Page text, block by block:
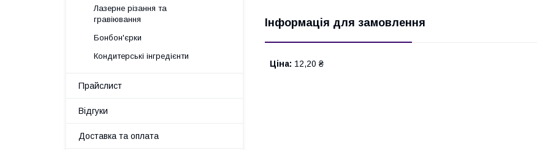
Інформація для замовлення
Ціна: 12,20 ₴
Лазерне різання та
гравіювання
Бонбон'єрки
Кондитерські інгредієнти
Прайслист
Відгуки
Доставка та оплата